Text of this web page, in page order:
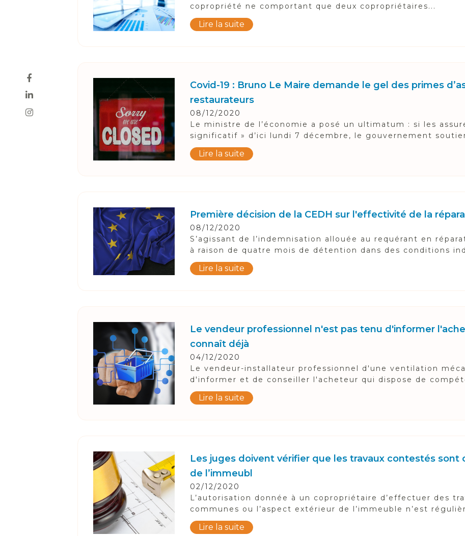
copropriété ne comportant que deux copropriétaires...
Lire la suite
Covid-19 : Bruno Le Maire demande le gel des primes
restaurateurs
08/12/2020
Le ministre de l’économie a posé un ultimatum : si les
significatif » d’ici lundi 7 décembre, le gouvernement
Lire la suite
Première décision de la CEDH sur l'effectivité de la
08/12/2020
S’agissant de l’indemnisation allouée au requérant en
à raison de quatre mois de détention dans des conditions
Lire la suite
Le vendeur professionnel n'est pas tenu d'informer
connaît déjà
04/12/2020
Le vendeur-installateur professionnel d'une ventilation
d'informer et de conseiller l'acheteur qui dispose de
Lire la suite
Les juges doivent vérifier que les travaux contestés sont
de l’immeubl
02/12/2020
L’autorisation donnée à un copropriétaire d’effectuer des
communes ou l’aspect extérieur de l’immeuble n’est
Lire la suite